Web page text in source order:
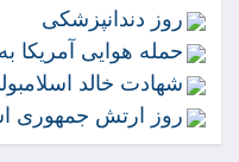
روز دندانپزشكى
حمله هوايى آمريكا
شهادت خالد
روز ارتش جمهورى